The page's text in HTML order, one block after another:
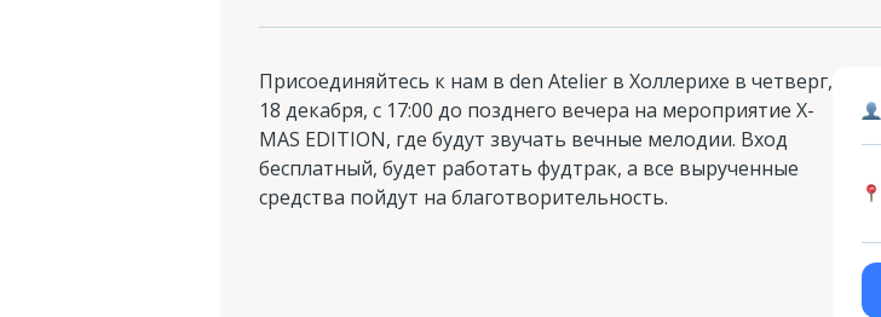
Присоединяйтесь к нам в den Atelier в Холлерихе в четверг,
18 декабря, с 17:00 до позднего вечера на мероприятие X-
MAS EDITION, где будут звучать вечные мелодии. Вход
бесплатный, будет работать фудтрак, а все вырученные
средства пойдут на благотворительность.